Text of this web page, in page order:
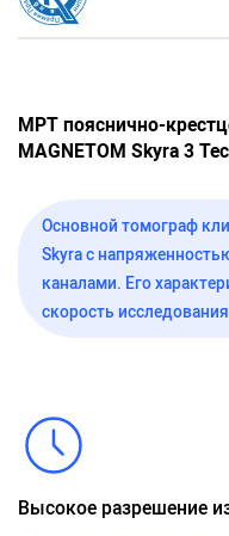
МРТ пояснично-
MAGNETOM Skyra 3
Основной томограф
Skyra с
каналами. Его
скорость
Высокое разрешение